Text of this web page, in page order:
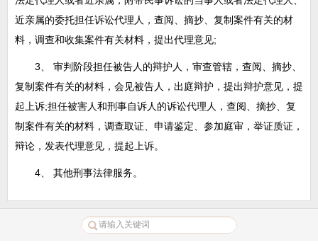
近亲属的委托担任诉讼代理人，查阅、摘抄、复制案件有关的材
料，调查和收集案件有关材料，提出代理意见;
3、 审判阶段担任被告人的辩护人，审查管辖，查阅、摘抄、
复制案件有关的材料，会见被告人，出庭辩护，提出辩护意见，提
起上诉;担任被害人和刑事自诉人的诉讼代理人，查阅、摘抄、复
制案件有关的材料，调查取证、申请鉴定、参加庭审，举证质证，
辩论，发表代理意见，提起上诉。
4、 其他刑事法律服务。